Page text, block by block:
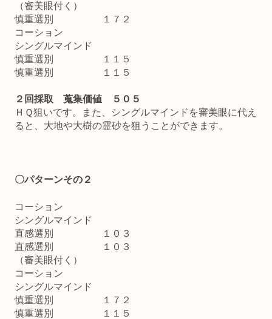
（審美眼付く）
慎重選別 １７２
コーション
シングルマインド
慎重選別 １１５
慎重選別 １１５
２回採取 蒐集価値 ５０５
ＨＱ狙いです。また、シングルマインドを審美眼に代え
ると、大地や大樹の霊砂を狙うことができます。
〇パターンその２
コーション
シングルマインド
直感選別 １０３
直感選別 １０３
（審美眼付く）
コーション
シングルマインド
慎重選別 １７２
慎重選別 １１５